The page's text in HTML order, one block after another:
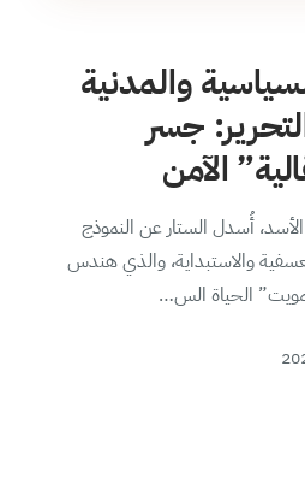
والمدنية
جسر
الآمن
أُسدل الستار عن النموذج
والاستبداية، والذي هندس
الحياة الس…